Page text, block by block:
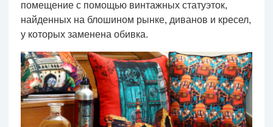
помещение с помощью винтажных статуэток,
найденных на блошином рынке, диванов и кресел,
у которых заменена обивка.